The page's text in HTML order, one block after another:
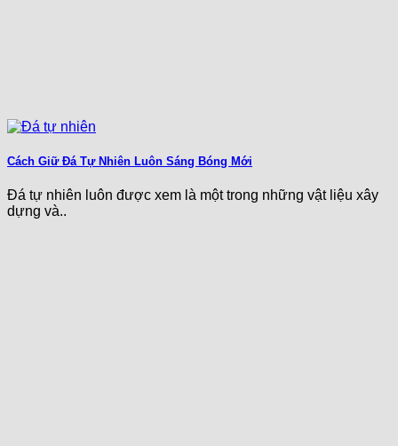
Cách Giữ Đá Tự Nhiên Luôn Sáng Bóng Mới
Đá tự nhiên luôn được xem là một trong những vật liệu xây
dựng và..